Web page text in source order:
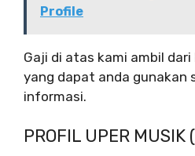
Profile
Gaji di atas kami ambil
yang dapat anda gunakan
informasi.
PROFIL UPER MUSIK